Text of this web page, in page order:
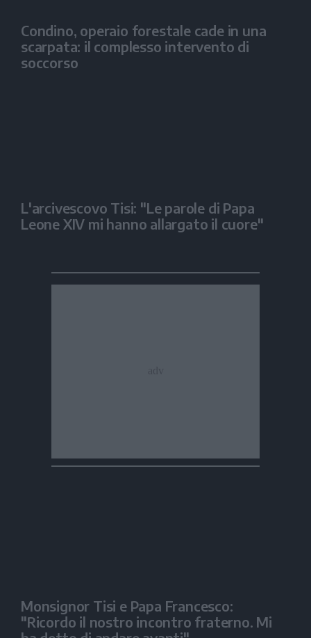
Condino, operaio forestale cade in una
scarpata: il complesso intervento di
soccorso
L'arcivescovo Tisi: "Le parole di Papa
Leone XIV mi hanno allargato il cuore"
Monsignor Tisi e Papa Francesco:
"Ricordo il nostro incontro fraterno. Mi